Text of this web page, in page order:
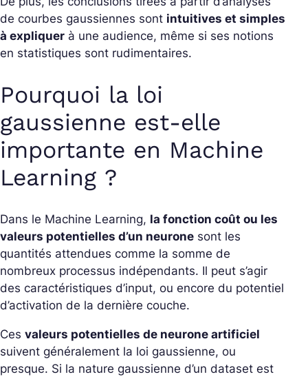
de courbes gaussiennes sont intuitives et simples
à expliquer à une audience, même si ses notions
en statistiques sont rudimentaires.
Pourquoi la loi
gaussienne est-elle
importante en Machine
Learning ?
Dans le Machine Learning, la fonction coût ou les
valeurs potentielles d’un neurone sont les
quantités attendues comme la somme de
nombreux processus indépendants. Il peut s’agir
des caractéristiques d’input, ou encore du potentiel
d’activation de la dernière couche.
Ces valeurs potentielles de neurone artificiel
suivent généralement la loi gaussienne, ou
presque. Si la nature gaussienne d’un dataset est